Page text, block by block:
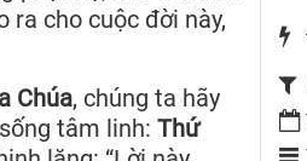
ra cho cuộc đời này,
Chúa, chúng ta hãy
tâm linh: Thứ